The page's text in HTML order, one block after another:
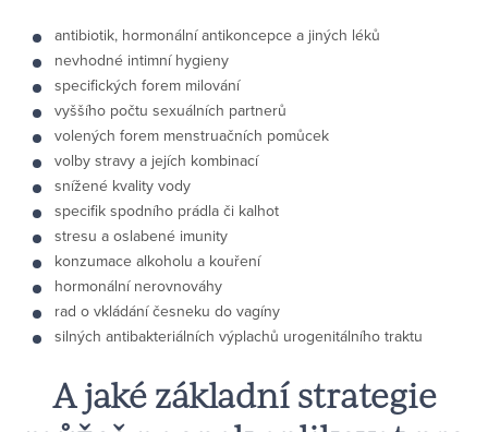
antibiotik, hormonální antikoncepce a jiných léků
nevhodné intimní hygieny
specifických forem milování
vyššího počtu sexuálních partnerů
volených forem menstruačních pomůcek
volby stravy a jejích kombinací
snížené kvality vody
specifik spodního prádla či kalhot
stresu a oslabené imunity
konzumace alkoholu a kouření
hormonální nerovnováhy
rad o vkládání česneku do vagíny
silných antibakteriálních výplachů urogenitálního traktu
A jaké základní strategie